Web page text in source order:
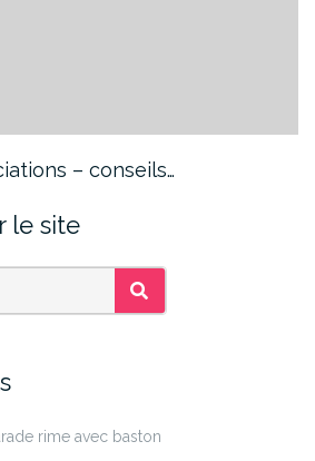
– conseils…
le site
SEARCH
rime avec baston